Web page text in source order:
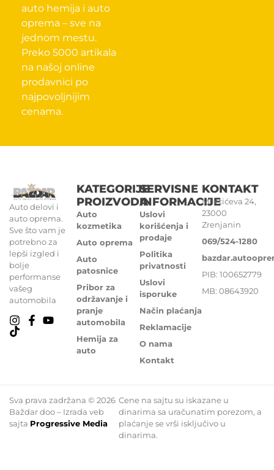
auto hemija i auto
oprema – sve na
jednom mestu.
Preko 5000 artikala
na našoj online
prodavnici po
najpovoljnijim
cenama.
Auto delovi i
auto oprema.
Sve što vam je
potrebno za
lepši izgled i
bolje
performanse
vašeg
automobila
KATEGORIJE
PROIZVODA
Auto
kozmetika
Auto oprema
Auto
patosnice
Pribor za
održavanje i
pranje
automobila
Hemija za
auto
SERVISNE
INFORMACIJE
Uslovi
korišćenja i
prodaje
Politika
privatnosti
Uslovi
isporuke
Način plaćanja
Reklamacije
O nama
Kontakt
KONTAKT
Miletićeva 24,
23000
Zrenjanin
069/524-1280
PIB: 100652779
MB: 08643920
Sva prava zadržana © 2026
Baždar doo – Izrada veb
sajta Progressive Media
Cene na sajtu su iskazane u
dinarima sa uračunatim porezom, a
plaćanje se vrši isključivo u
dinarima.